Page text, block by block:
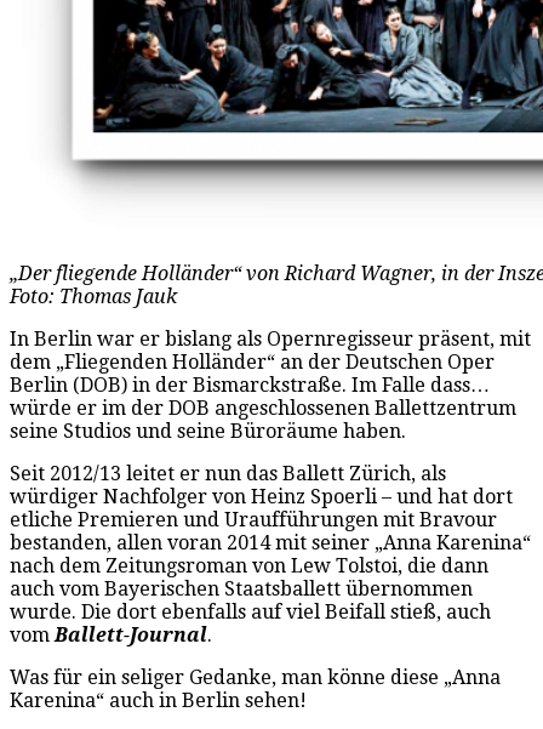
„Der fliegende Holländer“ von Richard Wagner, in der
Foto: Thomas Jauk
In Berlin war er bislang als Opernregisseur präsent, mit
dem „Fliegenden Holländer“ an der Deutschen Oper
Berlin (DOB) in der Bismarckstraße. Im Falle dass…
würde er im der DOB angeschlossenen Ballettzentrum
seine Studios und seine Büroräume haben.
Seit 2012/13 leitet er nun das Ballett Zürich, als
würdiger Nachfolger von Heinz Spoerli – und hat dort
etliche Premieren und Uraufführungen mit Bravour
bestanden, allen voran 2014 mit seiner „Anna Karenina“
nach dem Zeitungsroman von Lew Tolstoi, die dann
auch vom Bayerischen Staatsballett übernommen
wurde. Die dort ebenfalls auf viel Beifall stieß, auch
vomBallett-Journal.
Was für ein seliger Gedanke, man könne diese „Anna
Karenina“ auch in Berlin sehen!